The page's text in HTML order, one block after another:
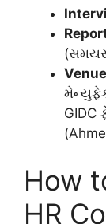
GIDC
How
HR